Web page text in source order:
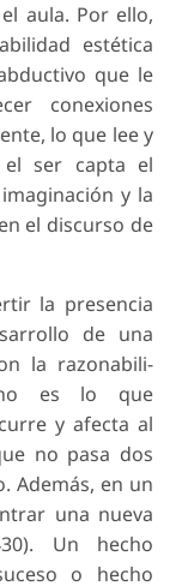
aula. Por ello,
estética
que le
conexiones
lo que lee y
ser capta el
y la
el discurso de
la presencia
de una
la razonabili-
no es lo que
y afecta al
no pasa dos
Además, en un
una nueva
Un hecho
o hecho